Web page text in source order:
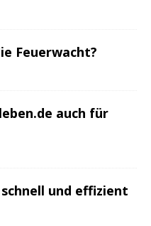
Feuerwacht?
auch für
und effizient